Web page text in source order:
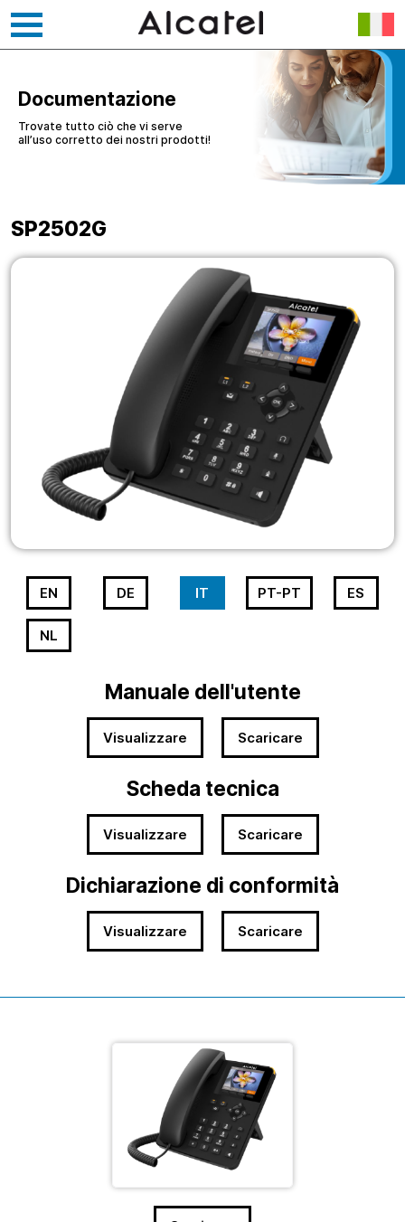
contenuto
Documentazione
Trovate tutto ciò che vi serve
all’uso corretto dei nostri prodotti!
SP2502G
EN DE IT PT-PT ES
NL
Manuale dell'utente
Visualizzare Scaricare
Scheda tecnica
Visualizzare Scaricare
Dichiarazione di conformità
Visualizzare Scaricare